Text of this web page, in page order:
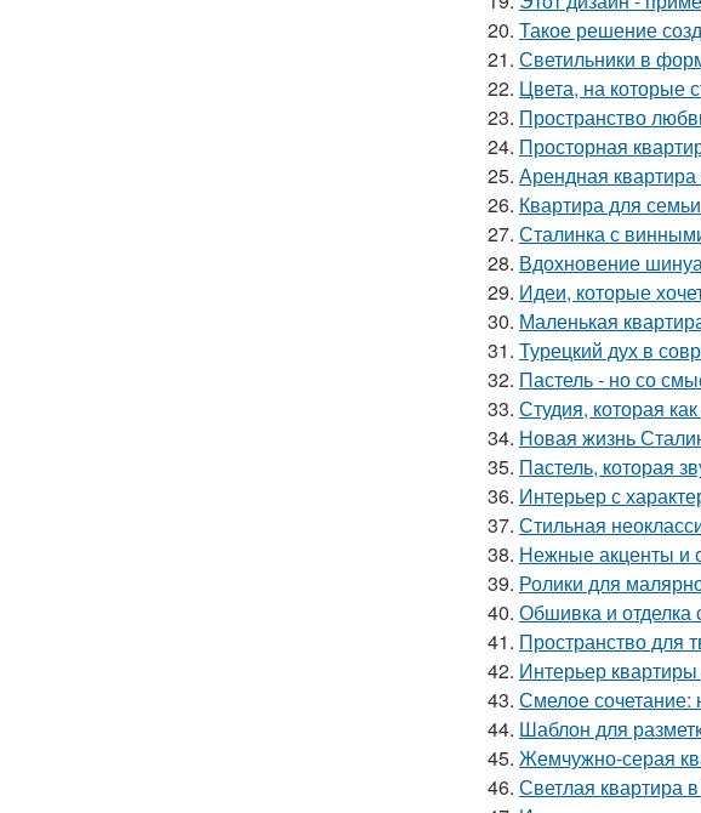
20. Такое решение
21. Светильники в
22. Цвета, на которые
23. Пространство
24. Просторная
25. Арендная квартира
26. Квартира для
27. Сталинка с
28. Вдохновение
29. Идеи, которые
30. Маленькая
31. Турецкий дух в
32. Пастель - но со
33. Студия, которая
34. Новая жизнь
35. Пастель, которая
36. Интерьер с
37. Стильная
38. Нежные акценты и
39. Ролики для
40. Обшивка и отделка
41. Пространство для
42. Интерьер
43. Смелое сочетание:
44. Шаблон для
45. Жемчужно-серая
46. Светлая квартира